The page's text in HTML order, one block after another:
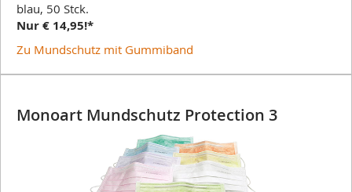
blau, 50 Stck.
Nur € 14,95!*
Zu Mundschutz mit Gummiband
Monoart Mundschutz Protection 3